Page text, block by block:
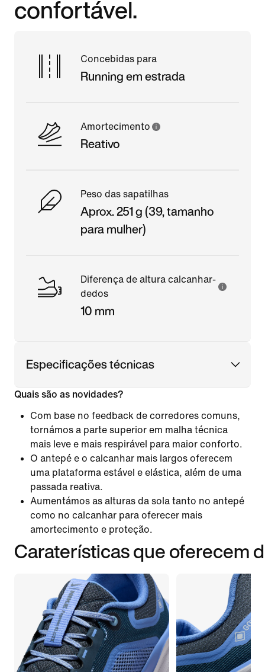
confortável.
Concebidas para
Running em estrada
Amortecimento
Reativo
Peso das sapatilhas
Aprox. 251 g (39, tamanho
para mulher)
Diferença de altura calcanhar-
dedos
10 mm
Especificações técnicas
Quais são as novidades?
Com base no feedback de corredores comuns,
tornámos a parte superior em malha técnica
mais leve e mais respirável para maior conforto.
O antepé e o calcanhar mais largos oferecem
uma plataforma estável e elástica, além de uma
passada reativa.
Aumentámos as alturas da sola tanto no antepé
como no calcanhar para oferecer mais
amortecimento e proteção.
Caraterísticas que oferecem